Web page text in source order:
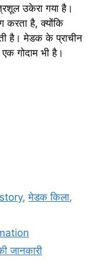
उकेरा गया है।
करता है, क्योंकि
है। मेडक के प्राचीन
गोदाम भी है।
,मेडक किला,
जानकारी